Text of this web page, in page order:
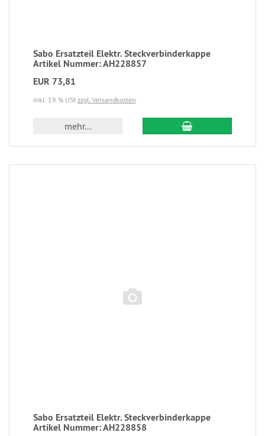
Sabo Ersatzteil Elektr. Steckverbinderkappe
Artikel Nummer: AH228857
EUR 73,81
inkl. 19 % USt zzgl. Versandkosten
mehr...
Sabo Ersatzteil Elektr. Steckverbinderkappe
Artikel Nummer: AH228858